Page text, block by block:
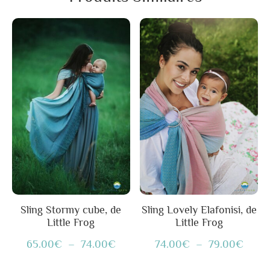
Ce
produit
a
plusieurs
variations.
Les
options
peuvent
être
choisies
sur
page
Sling Stormy cube, de
Little Frog
65.00€ – 74.00€
Plage
prix :
65.00€
74.00€
Ce
produit
a
plusieurs
variations.
Les
options
peuvent
être
choisies
sur
page
Sling Lovely Elafonisi, de
Little Frog
74.00€ – 79.00€
Plage
de
prix :
74.00€
à
79.00€